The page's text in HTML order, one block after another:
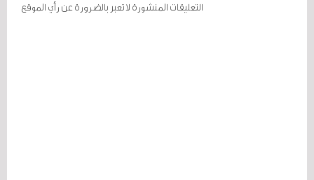
التعليقات المنشورة لا تعبر بالضرورة عن رأي الموقع